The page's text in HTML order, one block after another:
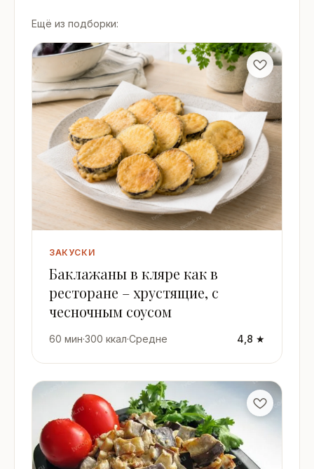
Ещё из подборки:
ЗАКУСКИ
Баклажаны в кляре как в
ресторане – хрустящие, с
чесночным соусом
60 мин·300 ккал·Средне 4,8 ★